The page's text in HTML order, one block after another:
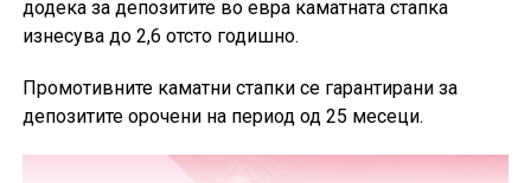
додека за депозитите во евра каматната стапка
изнесува до 2,6 отсто годишно.
Промотивните каматни стапки се гарантирани за
депозитите орочени на период од 25 месеци.